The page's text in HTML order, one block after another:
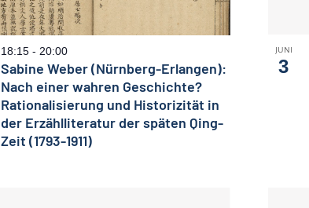
Sabine Weber (Nürnberg-Erlangen):
Nach einer wahren Geschichte?
Rationalisierung und Historizität in
der Erzählliteratur der späten Qing-
Zeit (1793-1911)
18:15- 20:00 JUNI
3